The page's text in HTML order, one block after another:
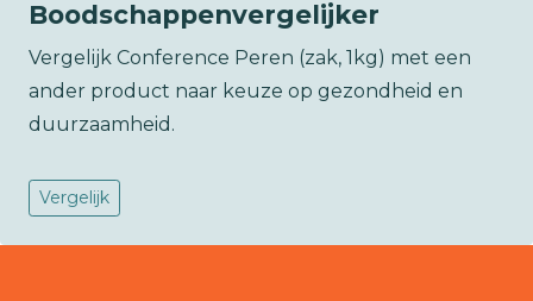
Boodschappenvergelijker
Vergelijk Conference Peren (zak, 1kg) met een
ander product naar keuze op gezondheid en
duurzaamheid.
Vergelijk